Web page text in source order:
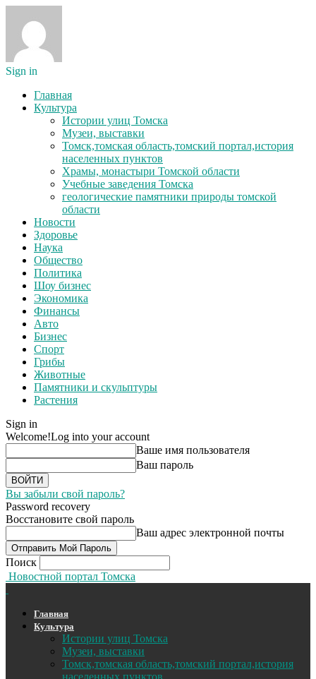
Sign in
Главная
Культура
Истории улиц Томска
Музеи, выставки
Томск,томская область,томский портал,история
населенных пунктов
Храмы, монастыри Томской области
Учебные заведения Томска
геологические памятники природы томской
области
Новости
Здоровье
Наука
Общество
Политика
Шоу бизнес
Экономика
Финансы
Авто
Бизнес
Спорт
Грибы
Животные
Памятники и скульптуры
Растения
Sign in
Welcome!Log into your account
Ваше имя пользователя
Ваш пароль
Вы забыли свой пароль?
Password recovery
Восстановите свой пароль
Ваш адрес электронной почты
Поиск
Новостной портал Томска
Главная
Культура
Истории улиц Томска
Музеи, выставки
Томск,томская область,томский портал,история
населенных пунктов